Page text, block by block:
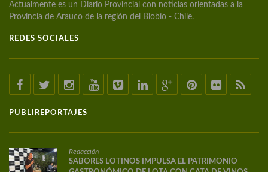
Actualmente es un Diario Provincial con noticias orientadas a la
Provincia de Arauco de la región del Biobío - Chile.
REDES SOCIALES
PUBLIREPORTAJES
Redacción
SABORES LOTINOS IMPULSA EL PATRIMONIO